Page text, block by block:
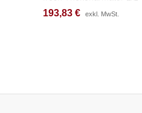
193,83 € exkl. MwSt.
193,83 € exkl. MwSt.